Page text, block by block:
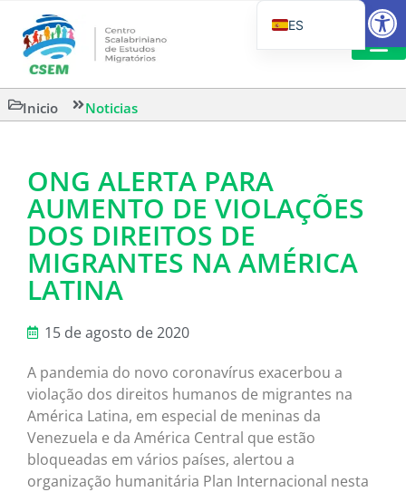
Inicio Noticias
ONG ALERTA PARA
AUMENTO DE VIOLAÇÕES
DOS DIREITOS DE
MIGRANTES NA AMÉRICA
LATINA
15 de agosto de 2020
A pandemia do novo coronavírus exacerbou a
violação dos direitos humanos de migrantes na
América Latina, em especial de meninas da
Venezuela e da América Central que estão
bloqueadas em vários países, alertou a
organização humanitária Plan Internacional nesta
ES
EN